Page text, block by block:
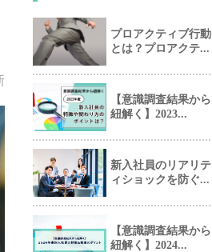
プロアクティブ行動
とは？プロアクテ...
【意識調査結果から
紐解く】2023...
新入社員のリアリテ
ィショックを防ぐ...
【意識調査結果から
紐解く】2024...